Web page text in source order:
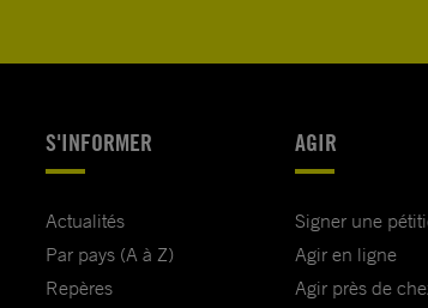
S'INFORMER
Actualités
Par pays (A à Z)
Repères
AGIR
Signer une
Agir en ligne
Agir près de